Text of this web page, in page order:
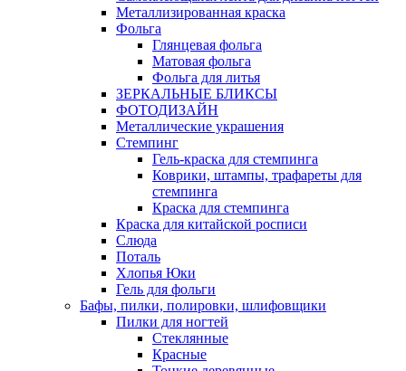
Металлизированная краска
Фольга
Глянцевая фольга
Матовая фольга
Фольга для литья
ЗЕРКАЛЬНЫЕ БЛИКСЫ
ФОТОДИЗАЙН
Металлические украшения
Стемпинг
Гель-краска для стемпинга
Коврики, штампы, трафареты для
стемпинга
Краска для стемпинга
Краска для китайской росписи
Слюда
Поталь
Хлопья Юки
Гель для фольги
Бафы, пилки, полировки, шлифовщики
Пилки для ногтей
Стеклянные
Красные